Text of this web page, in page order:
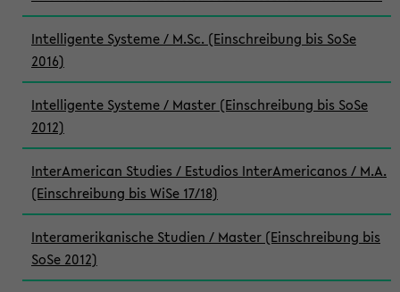
Intelligente Systeme / M.Sc. (Einschreibung bis SoSe
2016)
Intelligente Systeme / Master (Einschreibung bis SoSe
2012)
InterAmerican Studies / Estudios InterAmericanos / M.A.
(Einschreibung bis WiSe 17/18)
Interamerikanische Studien / Master (Einschreibung bis
SoSe 2012)